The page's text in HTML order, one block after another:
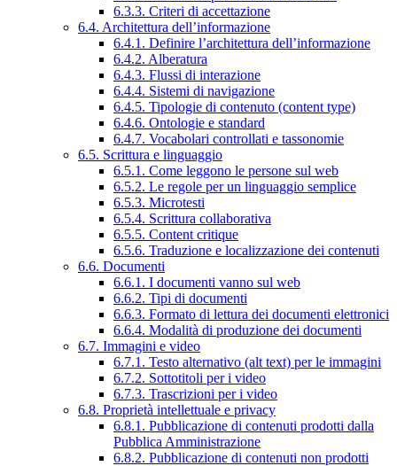
6.3.3. Criteri di accettazione
6.4. Architettura dell’informazione
6.4.1. Definire l’architettura dell’informazione
6.4.2. Alberatura
6.4.3. Flussi di interazione
6.4.4. Sistemi di navigazione
6.4.5. Tipologie di contenuto (content type)
6.4.6. Ontologie e standard
6.4.7. Vocabolari controllati e tassonomie
6.5. Scrittura e linguaggio
6.5.1. Come leggono le persone sul web
6.5.2. Le regole per un linguaggio semplice
6.5.3. Microtesti
6.5.4. Scrittura collaborativa
6.5.5. Content critique
6.5.6. Traduzione e localizzazione dei contenuti
6.6. Documenti
6.6.1. I documenti vanno sul web
6.6.2. Tipi di documenti
6.6.3. Formato di lettura dei documenti elettronici
6.6.4. Modalità di produzione dei documenti
6.7. Immagini e video
6.7.1. Testo alternativo (alt text) per le immagini
6.7.2. Sottotitoli per i video
6.7.3. Trascrizioni per i video
6.8. Proprietà intellettuale e privacy
6.8.1. Pubblicazione di contenuti prodotti dalla
Pubblica Amministrazione
6.8.2. Pubblicazione di contenuti non prodotti